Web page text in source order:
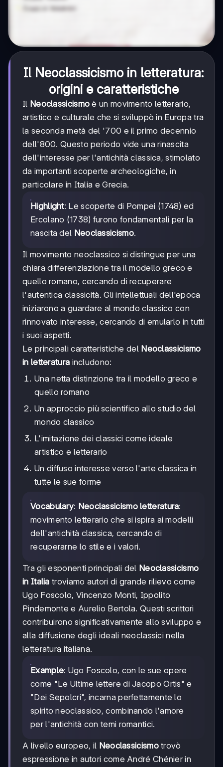
Il Neoclassicismoin letteratura:
origini e caratteristiche
Il Neoclassicismo è un movimento letterario,
artistico e culturale che si sviluppò in Europa tra
la seconda metà del '700 e il primo decennio
dell'800. Questo periodo vide una rinascita
dell'interesse per l'antichità classica, stimolato
da importanti scoperte archeologiche, in
particolare in Italia e Grecia.
Highlight: Le scoperte di Pompei (1748) ed
Ercolano (1738) furono fondamentali per la
nascita del Neoclassicismo.
Il movimento neoclassico si distingue per una
chiara differenziazione tra il modello greco e
quello romano, cercando di recuperare
l'autentica classicità. Gli intellettuali dell'epoca
iniziarono a guardare al mondo classico con
rinnovato interesse, cercando di emularlo in tutti
i suoi aspetti.
Le principali caratteristiche del Neoclassicismo
in letteratura includono:
Una netta distinzione tra il modello greco e
quello romano
Un approccio più scientifico allo studio del
mondo classico
L'imitazione dei classici come ideale
artistico e letterario
Un diffuso interesse verso l'arte classica in
tutte le sue forme
Vocabulary: Neoclassicismo letteratura:
movimento letterario che si ispira ai modelli
dell'antichità classica, cercando di
recuperarne lo stile e i valori.
Tra gli esponenti principali del Neoclassicismo
in Italia troviamo autori di grande rilievo come
Ugo Foscolo, Vincenzo Monti, Ippolito
Pindemonte e Aurelio Bertola. Questi scrittori
contribuirono significativamente allo sviluppo e
alla diffusione degli ideali neoclassici nella
letteratura italiana.
Example: Ugo Foscolo, con le sue opere
come "Le Ultime lettere di Jacopo Ortis" e
"Dei Sepolcri", incarna perfettamente lo
spirito neoclassico, combinando l'amore
per l'antichità con temi romantici.
A livello europeo, il Neoclassicismotrovò
espressione in autori come André Chénier in